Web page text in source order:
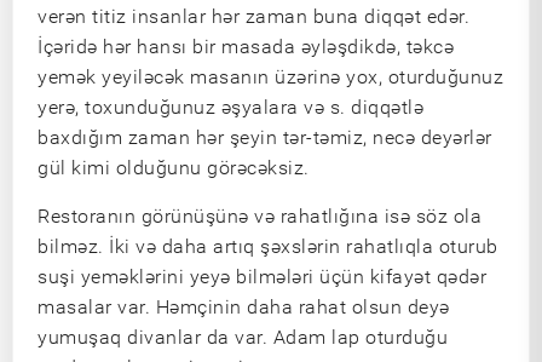
verən titiz insanlar hər zaman buna diqqət edər.
İçəridə hər hansı bir masada əyləşdikdə, təkcə
yemək yeyiləcək masanın üzərinə yox, oturduğunuz
yerə, toxunduğunuz əşyalara və s. diqqətlə
baxdığım zaman hər şeyin tər-təmiz, necə deyərlər
gül kimi olduğunu görəcəksiz.
Restoranın görünüşünə və rahatlığına isə söz ola
bilməz. İki və daha artıq şəxslərin rahatlıqla oturub
suşi yeməklərini yeyə bilmələri üçün kifayət qədər
masalar var. Həmçinin daha rahat olsun deyə
yumuşaq divanlar da var. Adam lap oturduğu